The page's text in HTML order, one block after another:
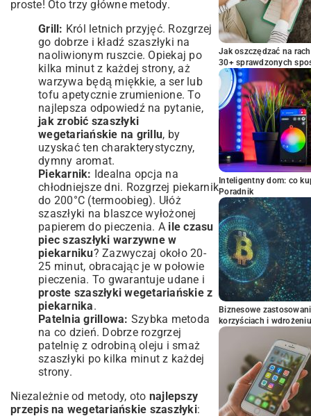
proste! Oto trzy główne metody.
Grill: Król letnich przyjęć. Rozgrzej
go dobrze i kładź szaszłyki na
naoliwionym ruszcie. Opiekaj po
kilka minut z każdej strony, aż
warzywa będą miękkie, a ser lub
tofu apetycznie zrumienione. To
najlepsza odpowiedź na pytanie,
jak zrobić szaszłyki
wegetariańskie na grillu, by
uzyskać ten charakterystyczny,
dymny aromat.
Piekarnik: Idealna opcja na
chłodniejsze dni. Rozgrzej piekarnik
do 200°C (termoobieg). Ułóż
szaszłyki na blaszce wyłożonej
papierem do pieczenia. A ile czasu
piec szaszłyki warzywne w
piekarniku? Zazwyczaj około 20-
25 minut, obracając je w połowie
pieczenia. To gwarantuje udane i
proste szaszłyki wegetariańskie z
piekarnika.
Patelnia grillowa: Szybka metoda
na co dzień. Dobrze rozgrzej
patelnię z odrobiną oleju i smaż
szaszłyki po kilka minut z każdej
strony.
Niezależnie od metody, oto najlepszy
przepis na wegetariańskie szaszłyki:
Jak oszczędzać na
30+ sprawdzonych
Inteligentny dom: co
Poradnik
Biznesowe
korzyściach i wdrożeniu